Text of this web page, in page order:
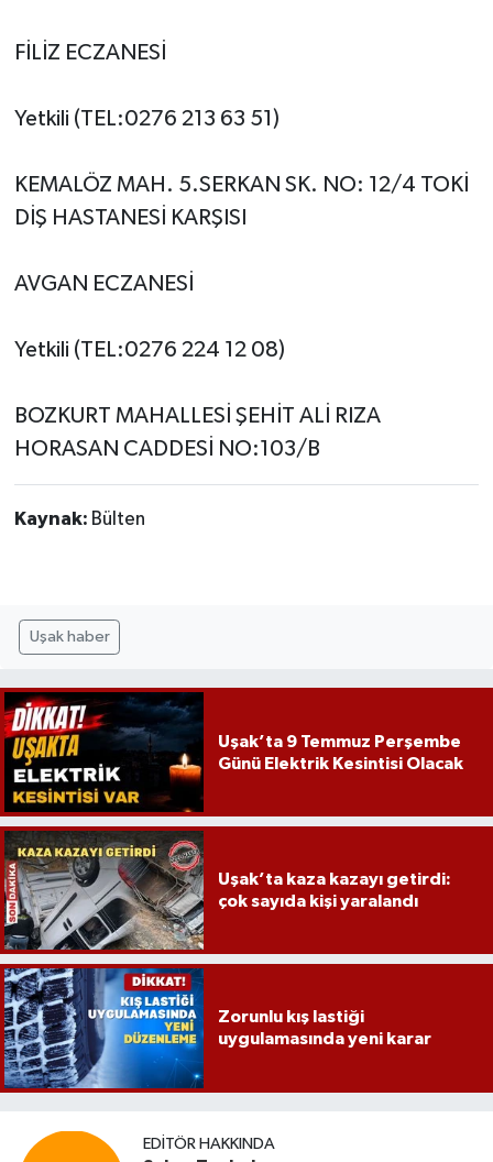
FİLİZ ECZANESİ
Yetkili (TEL:0276 213 63 51)
KEMALÖZ MAH. 5.SERKAN SK. NO: 12/4 TOKİ
DİŞ HASTANESİ KARŞISI
AVGAN ECZANESİ
Yetkili (TEL:0276 224 12 08)
BOZKURT MAHALLESİ ŞEHİT ALİ RIZA
HORASAN CADDESİ NO:103/B
Kaynak: Bülten
Uşak haber
Uşak’ta 9 Temmuz Perşembe
Günü Elektrik Kesintisi Olacak
Uşak’ta kaza kazayı getirdi:
çok sayıda kişi yaralandı
Zorunlu kış lastiği
uygulamasında yeni karar
EDITÖR HAKKINDA